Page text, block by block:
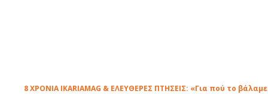
8 ΧΡΟΝΙΑ IKARIAMAG & ΕΛΕΥΘΕΡΕΣ ΠΤΗΣΕΙΣ: «Για πού το